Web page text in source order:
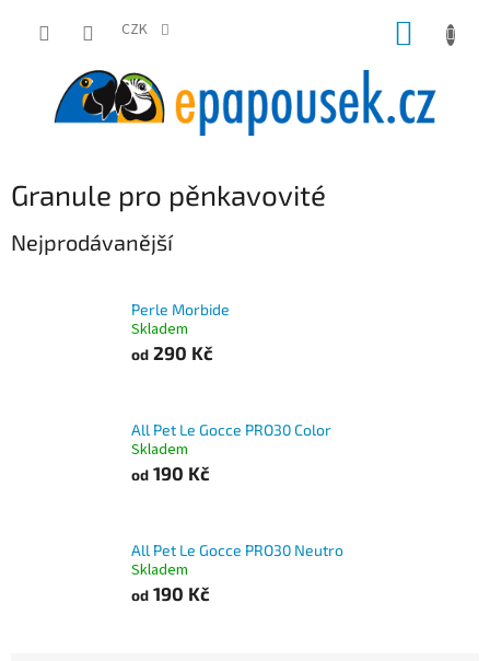
CZK
Granule pro pěnkavovité
Nejprodávanější
Perle Morbide
Skladem
od 290 Kč
All Pet Le Gocce PRO30 Color
Skladem
od 190 Kč
All Pet Le Gocce PRO30 Neutro
Skladem
od 190 Kč